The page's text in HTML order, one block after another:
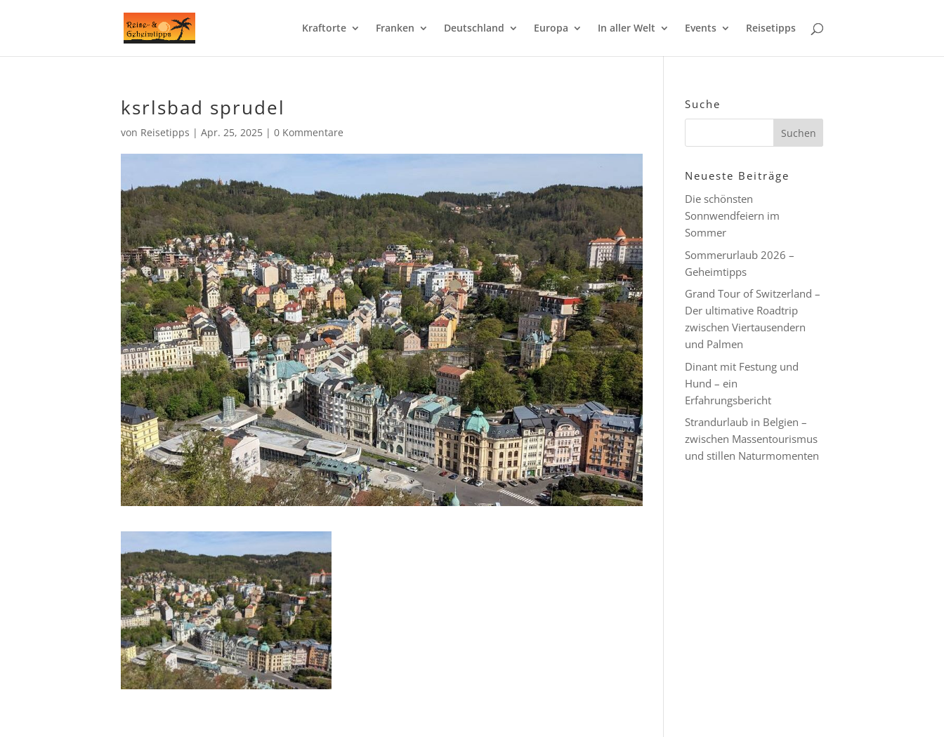
Kraftorte Franken Deutschland Europa In aller Welt Events Reisetipps
ksrlsbad sprudel
von Reisetipps | Apr. 25, 2025| 0 Kommentare
Suche
Neueste Beiträge
Die schönsten
Sonnwendfeiern im
Sommer
Sommerurlaub 2026 –
Geheimtipps
Grand Tour of Switzerland –
Der ultimative Roadtrip
zwischen Viertausendern
und Palmen
Dinant mit Festung und
Hund – ein
Erfahrungsbericht
Strandurlaub in Belgien –
zwischen Massentourismus
und stillen Naturmomenten